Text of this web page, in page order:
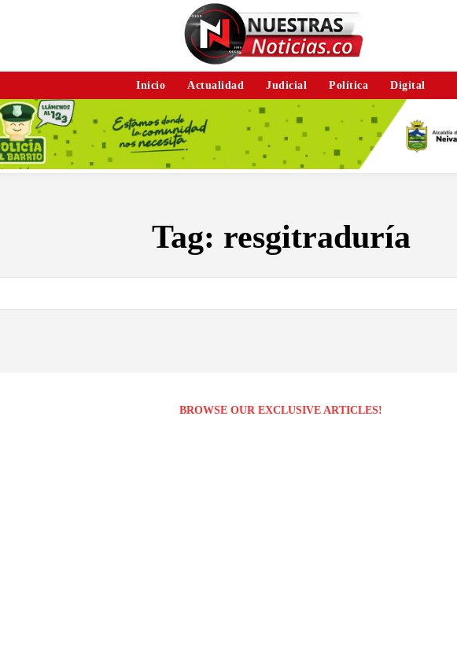
Inicio Actualidad Judicial Política Digital
Tag: resgitraduría
BROWSE OUR EXCLUSIVE ARTICLES!